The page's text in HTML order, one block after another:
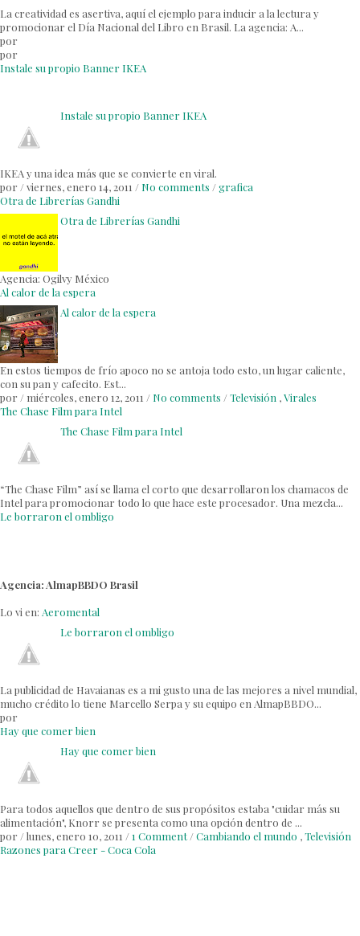
La creatividad es asertiva, aquí el ejemplo para inducir a la lectura y
promocionar el Día Nacional del Libro en Brasil. La agencia: A...
por
por
Instale su propio Banner IKEA
Instale su propio Banner IKEA
IKEA y una idea más que se convierte en viral.
por /viernes, enero 14, 2011 / No comments /grafica
Otra de Librerías Gandhi
Otra de Librerías Gandhi
Agencia: Ogilvy México
Al calor de la espera
Al calor de la espera
En estos tiempos de frío apoco no se antoja todo esto, un lugar caliente,
con su pan y cafecito. Est...
por / miércoles, enero 12, 2011 / No comments /Televisión ,Virales
The Chase Film para Intel
The Chase Film para Intel
“The Chase Film” así se llama el corto que desarrollaron los chamacos de
Intel para promocionar todo lo que hace este procesador. Una mezcla...
Le borraron el ombligo
Agencia: AlmapBBDO Brasil
Lo vi en: Aeromental
Le borraron el ombligo
La publicidad de Havaianas es a mi gusto una de las mejores a nivel mundial,
mucho crédito lo tiene Marcello Serpa y su equipo en AlmapBBDO...
por
Hay que comer bien
Hay que comer bien
Para todos aquellos que dentro de sus propósitos estaba "cuidar más su
alimentación", Knorr se presenta como una opción dentro de ...
por /lunes, enero 10, 2011 /1 Comment/Cambiando el mundo ,Televisión
Razones para Creer - Coca Cola